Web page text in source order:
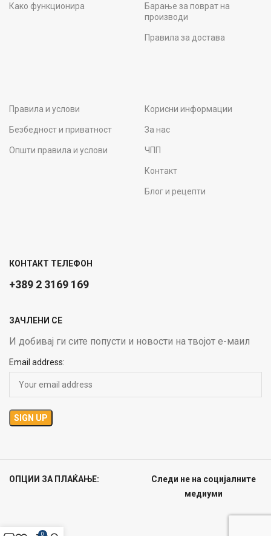
Како функционира
Барање за поврат на
производи
Правила за достава
Правила и услови
Безбедност и приватност
Општи правила и услови
Корисни информации
За нас
ЧПП
Контакт
Блог и рецепти
КОНТАКТ ТЕЛЕФОН
+389 2 3169 169
ЗАЧЛЕНИ СЕ
И добивај ги сите попусти и новости на твојот е-маил
Email address:
ОПЦИИ ЗА ПЛАЌАЊЕ:
Следи не на социјалните
медиуми
0